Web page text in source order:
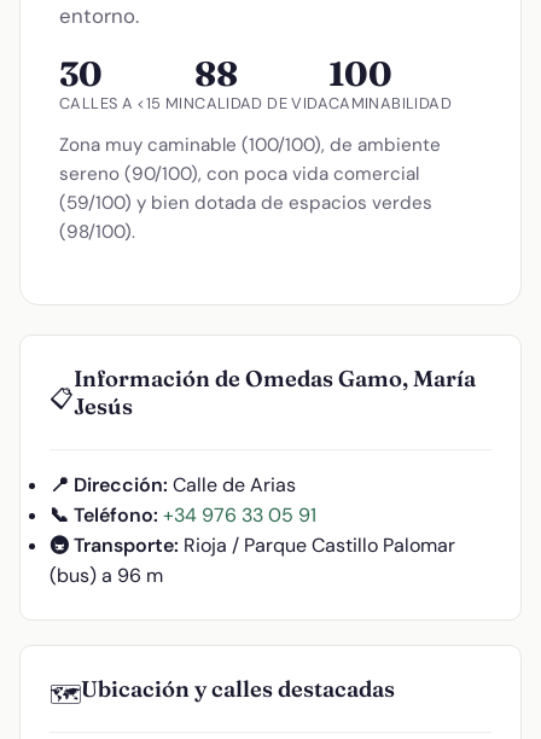
entorno.
30
CALLES A <15 MIN
88
CALIDAD DE VIDA
100
CAMINABILIDAD
Zona muy caminable (100/100), de ambiente
sereno (90/100), con poca vida comercial
(59/100) y bien dotada de espacios verdes
(98/100).
📋
Información de Omedas Gamo, María
Jesús
📍 Dirección: Calle de Arias
📞 Teléfono: +34 976 33 05 91
🚇 Transporte: Rioja / Parque Castillo Palomar
(bus) a 96 m
🗺️Ubicación y calles destacadas